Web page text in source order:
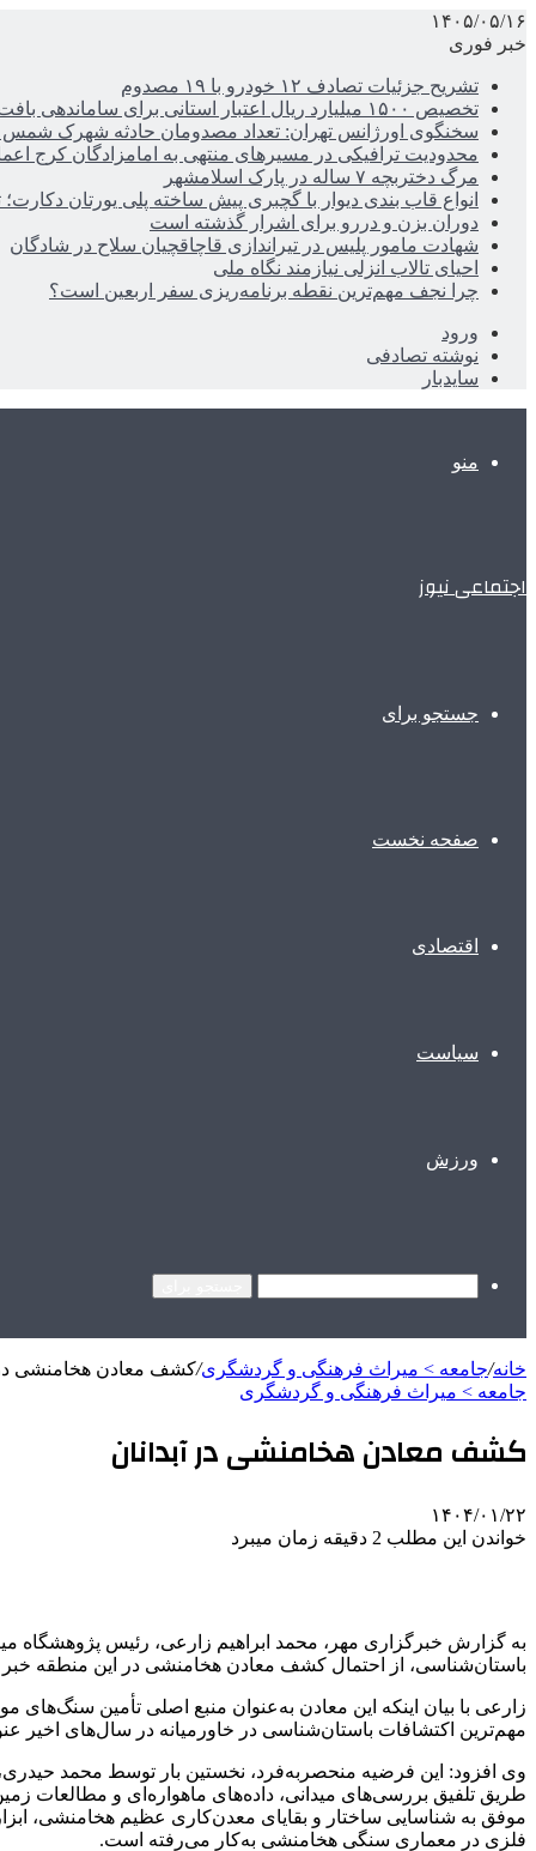
۱۴۰۵/۰۵/۱۶
خبر فوری
تشریح جزئیات تصادف ۱۲ خودرو با ۱۹ مصدوم
تخصیص ۱۵۰۰ میلیارد ریال اعتبار استانی برای ساماندهی بافت قدیم دزفول
سخنگوی اورژانس تهران: تعداد مصدومان حادثه شهرک شمس آباد به
محدودیت ترافیکی در مسیرهای منتهی به امامزادگان کرج
مرگ دختربچه ۷ ساله در پارک اسلامشهر
انواع قاب بندی دیوار با گچبری پیش ساخته پلی یورتان
دوران بزن و دررو برای اشرار گذشته است
شهادت مامور پلیس در تیراندازی قاچاقچیان سلاح در شادگان
احیای تالاب انزلی نیازمند نگاه ملی
چرا نجف مهم‌ترین نقطه برنامه‌ریزی سفر اربعین است؟
ورود
نوشته تصادفی
سایدبار
منو
اجتماعی نیوز
جستجو برای
صفحه نخست
اقتصادی
سیاست
ورزش
خانه/جامعه > میراث فرهنگی و گردشگری/کشف معادن هخامنشی در
جامعه > میراث فرهنگی و گردشگری
کشف معادن هخامنشی در آبدانان
۱۴۰۴/۰۱/۲۲
خواندن این مطلب 2 دقیقه زمان میبرد
باستان‌شناسی، از احتمال کشف معادن هخامنشی در این منطقه خبر
زارعی با بیان اینکه این معادن به‌عنوان منبع اصلی تأمین
مهم‌ترین اکتشافات باستان‌شناسی در خاورمیانه در سال‌های اخیر
وی افزود: این فرضیه منحصربه‌فرد، نخستین بار توسط محمد حیدری،
طریق تلفیق بررسی‌های میدانی، داده‌های ماهواره‌ای و
موفق به شناسایی ساختار و بقایای معدن‌کاری عظیم هخامنشی،
فلزی در معماری سنگی هخامنشی به‌کار می‌رفته است.